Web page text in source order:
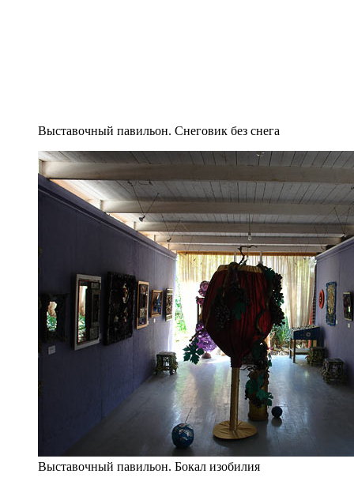
Выставочный павильон. Снеговик без снега
Выставочный павильон. Бокал изобилия